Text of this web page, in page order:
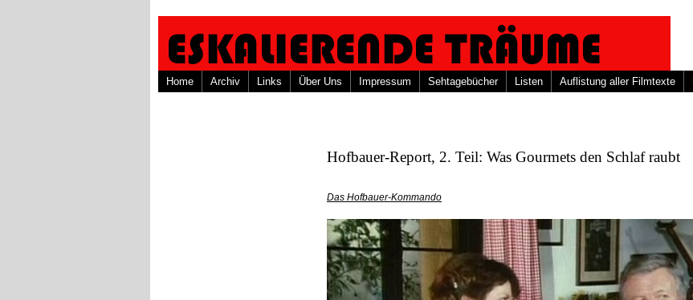
Home Archiv Links Über Uns Impressum Sehtagebücher Listen Auflistung aller Filmtexte
Hofbauer-Report, 2. Teil: Was Gourmets den Schlaf raubt
Das Hofbauer-Kommando